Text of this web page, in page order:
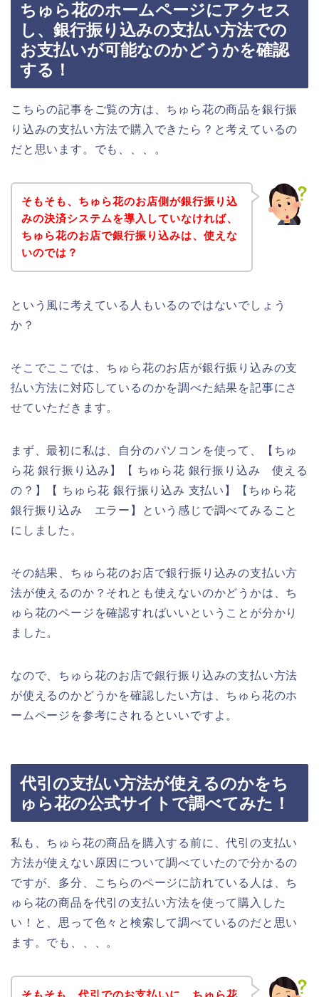
ちゅら花のホームページにアクセス
し、銀行振り込みの支払い方法での
お支払いが可能なのかどうかを確認
する！
こちらの記事をご覧の方は、ちゅら花の商品を銀行振
り込みの支払い方法で購入できたら？と考えているの
だと思います。でも、、、。
そもそも、ちゅら花のお店側が銀行振り込
みの決済システムを導入していなければ、
ちゅら花のお店で銀行振り込みは、使えな
いのでは？
という風に考えている人もいるのではないでしょう
か？
そこでここでは、ちゅら花のお店が銀行振り込みの支
払い方法に対応しているのかを調べた結果を記事にさ
せていただきます。
まず、最初に私は、自分のパソコンを使って、【ちゅ
ら花 銀行振り込み】【 ちゅら花 銀行振り込み 使える
の？】【 ちゅら花 銀行振り込み 支払い】【ちゅら花
銀行振り込み エラー】という感じで調べてみること
にしました。
その結果、ちゅら花のお店で銀行振り込みの支払い方
法が使えるのか？それとも使えないのかどうかは、ち
ゅら花のページを確認すればいいということが分かり
ました。
なので、ちゅら花のお店で銀行振り込みの支払い方法
が使えるのかどうかを確認したい方は、ちゅら花のホ
ームページを参考にされるといいですよ。
代引の支払い方法が使えるのかをち
ゅら花の公式サイトで調べてみた！
私も、ちゅら花の商品を購入する前に、代引の支払い
方法が使えない原因について調べていたので分かるの
ですが、多分、こちらのページに訪れている人は、ち
ゅら花の商品を代引の支払い方法を使って購入した
い！と、思って色々と検索して調べているのだと思い
ます。でも、、、。
そもそも、代引でのお支払いに、ちゅら花